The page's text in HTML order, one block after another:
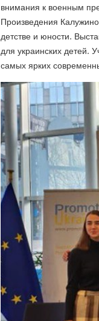
внимания к военным
Произведения
детстве и юности.
для украинских детей.
самых ярких